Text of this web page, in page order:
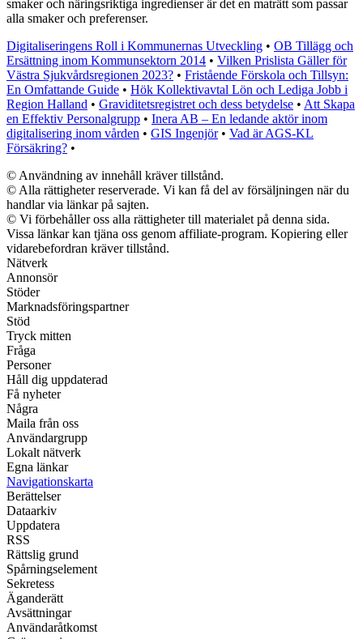
smaker och näringsriktiga ingredienser är det en maträtt som passar
alla smaker och preferenser.
Digitaliseringens Roll i Kommunernas Utveckling • OB Tillägg och
Ersättning inom Kommunsektorn 2014 • Vilken Prislista Gäller för
Västra Sjukvårdsregionen 2023? • Fristående Förskola och Tillsyn:
En Omfattande Guide • Hök Kollektivavtal Lön och Lediga Jobb i
Region Halland • Graviditetsregistret och dess betydelse • Att Skapa
en Effektiv Personalgrupp • Inera AB – En ledande aktör inom
digitalisering inom vården • GIS Ingenjör• Vad är AGS-KL
Försäkring? •
© Användning av innehåll kräver tillstånd.
© Alla rättigheter reserverade. Vi kan få del av försäljningen när du
handlar via länkar på sajten.
© Vi förbehåller oss alla rättigheter till materialet på denna sida.
Vissa länkar kan tjäna oss genom affiliate-program. Kopiering eller
vidarebefordran kräver tillstånd.
Nätverk
Annonsör
Stöder
Marknadsföringspartner
Stöd
Tryck mitten
Fråga
Personer
Håll dig uppdaterad
Få nyheter
Några
Maila från oss
Användargrupp
Lokalt nätverk
Egna länkar
Navigationskarta
Berättelser
Dataarkiv
Uppdatera
RSS
Rättslig grund
Spårningselement
Sekretess
Äganderätt
Avsättningar
Användaråtkomst